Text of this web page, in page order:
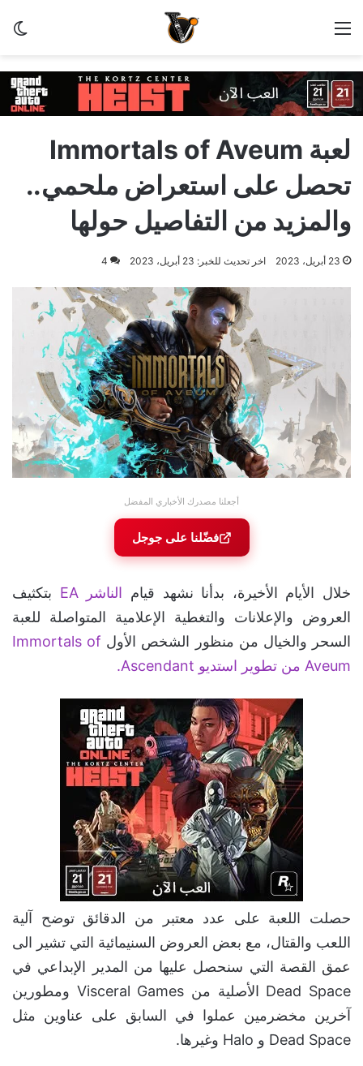
القائمة
لعبة Immortals of Aveum
تحصل على استعراض ملحمي..
والمزيد من التفاصيل حولها
23 أبريل، 2023 اخر تحديث للخبر: 23 أبريل، 2023 4
أجعلنا مصدرك الأخباري المفضل
فضّلنا على جوجل
خلال الأيام الأخيرة، بدأنا نشهد قيام الناشر EA
بتكثيف
العروض والإعلانات والتغطية الإعلامية المتواصلة للعبة
السحر والخيال من منظور الشخص الأول Immortals of
Aveum من تطوير استديو Ascendant.
حصلت اللعبة على عدد معتبر من الدقائق توضح آلية
اللعب والقتال، مع بعض العروض السنيمائية التي تشير الى
عمق القصة التي سنحصل عليها من المدير الإبداعي في
Dead Space الأصلية من Visceral Games ومطورين
آخرين مخضرمين عملوا في السابق على عناوين مثل
Dead Space و Halo وغيرها.